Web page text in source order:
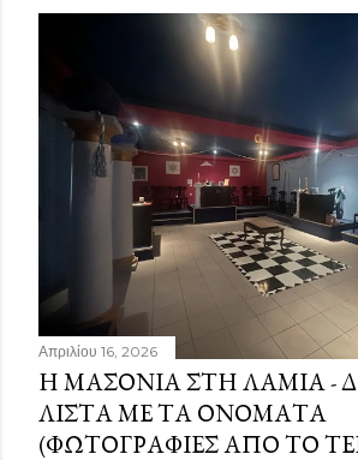
Απριλίου 16, 2026
Η ΜΑΣΟΝΊΑ ΣΤΗ ΛΑΜΊΑ -
ΛΊΣΤΑ ΜΕ ΤΑ ΟΝΌΜΑΤΑ
(ΦΩΤΟΓΡΑΦΊΕΣ ΑΠΌ ΤΟ